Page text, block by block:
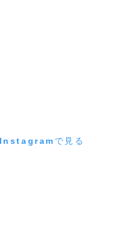
Instagramで見る